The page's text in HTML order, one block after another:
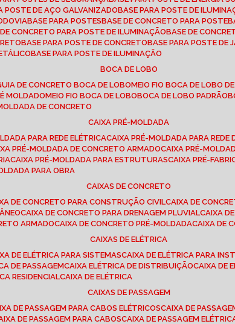
POSTE DE AÇO GALVANIZADO BASE PARA POSTE DE
BASE PARA POSTES BASE DE CONCRETO PARA POSTE
DE CONCRETO PARA POSTE DE ILUMINAÇÃO BASE DE
BASE PARA POSTE DE CONCRETO BASE PARA POSTE DE
BASE PARA POSTE DE ILUMINAÇÃO
BOCA DE LOBO
GUIA DE CONCRETO BOCA DE LOBO MEIO FIO BOCA DE LOBO
MOLDADO MEIO FIO BOCA DE LOBO BOCA DE LOBO PADRÃO
DE CONCRETO
CAIXA PRÉ-MOLDADA
PARA REDE ELÉTRICA CAIXA PRÉ-MOLDADA PARA REDE
PRÉ-MOLDADA DE CONCRETO ARMADO CAIXA PRÉ-
CAIXA PRÉ-MOLDADA PARA ESTRUTURAS CAIXA PRÉ-
PARA OBRA
CAIXAS DE CONCRETO
DE CONCRETO PARA CONSTRUÇÃO CIVIL CAIXA DE
CAIXA DE CONCRETO PARA DRENAGEM PLUVIAL CAIXA
ARMADO CAIXA DE CONCRETO PRÉ-MOLDADA CAIXA DE
CAIXAS DE ELÉTRICA
DE ELÉTRICA PARA SISTEMAS CAIXA DE ELÉTRICA PARA
DE PASSAGEM CAIXA ELÉTRICA DE DISTRIBUIÇÃO CAIXA DE
RESIDENCIAL CAIXA DE ELÉTRICA
CAIXAS DE PASSAGEM
DE PASSAGEM PARA CABOS ELÉTRICOS CAIXA DE
DE PASSAGEM PARA CABOS CAIXA DE PASSAGEM